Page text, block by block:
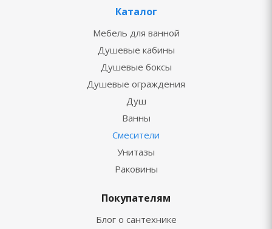
Каталог
Мебель для ванной
Душевые кабины
Душевые боксы
Душевые ограждения
Душ
Ванны
Смесители
Унитазы
Раковины
Покупателям
Блог о сантехнике